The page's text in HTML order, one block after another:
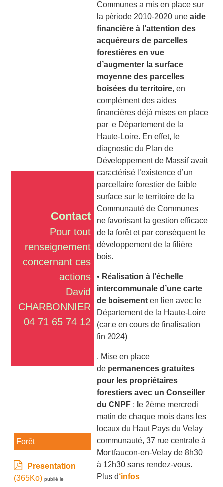
Communes a mis en place sur
la période 2010-2020 uneaide
financière à l’attention des
acquéreurs de parcelles
forestières en vue
d’augmenter la surface
moyenne des parcelles
boisées du territoire, en
complément des aides
financières déjà mises en place
par le Département de la
Haute-Loire. En effet, le
diagnostic du Plan de
Développement de Massif avait
caractérisé l’existence d’un
parcellaire forestier de faible
surface sur le territoire de la
Communauté de Communes
ne favorisant la gestion efficace
de la forêt et par conséquent le
développement de la filière
bois.
• Réalisation à l’échelle
intercommunale d’une carte
de boisement en lien avec le
Département de la Haute-Loire
(carte en cours de finalisation
fin 2024)
. Mise en place
de permanences gratuites
pour les propriétaires
forestiers avec un Conseiller
du CNPF : le 2ème mercredi
matin de chaque mois dans les
locaux du Haut Pays du Velay
communauté, 37 rue centrale à
Montfaucon-en-Velay de 8h30
à 12h30 sans rendez-vous.
Plus d‘infos
Contact
Pour tout
renseignement
concernant ces
actions
David
CHARBONNIER
04 71 65 74 12
Forêt
Presentation
(365Ko)publié le